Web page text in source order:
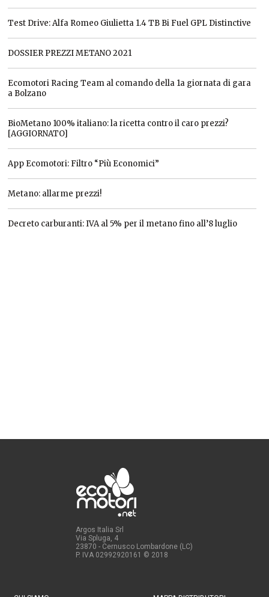
Test Drive: Alfa Romeo Giulietta 1.4 TB Bi Fuel GPL Distinctive
DOSSIER PREZZI METANO 2021
Ecomotori Racing Team al comando della 1a giornata di gara
a Bolzano
BioMetano 100% italiano: la ricetta contro il caro prezzi?
[AGGIORNATO]
App Ecomotori: Filtro “Più Economici”
Metano: allarme prezzi!
Decreto carburanti: IVA al 5% per il metano fino all’8 luglio
Argos Italia Srl
Via Spluga, 4
23870 - Cernusco Lombardone (LC)
P. IVA 02992920161 © 2018